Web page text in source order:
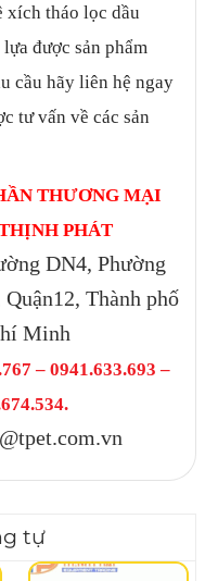
xích tháo lọc dầu
được sản phẩm
cầu hãy liên hệ ngay
tư vấn về các sản
THƯƠNG MẠI
PHÁT
DN4, Phường
Thành phố
Minh
– 0941.633.693 –
tự